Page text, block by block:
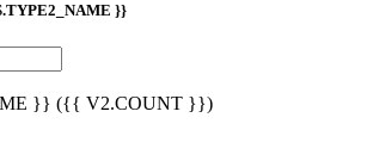
}}
}} ({{ V2.COUNT }})